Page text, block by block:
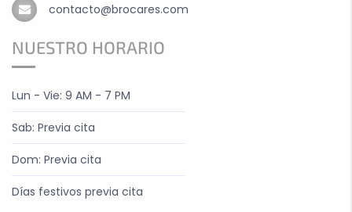
contacto@brocares.com
NUESTRO HORARIO
Lun - Vie: 9 AM - 7 PM
Sab: Previa cita
Dom: Previa cita
Días festivos previa cita